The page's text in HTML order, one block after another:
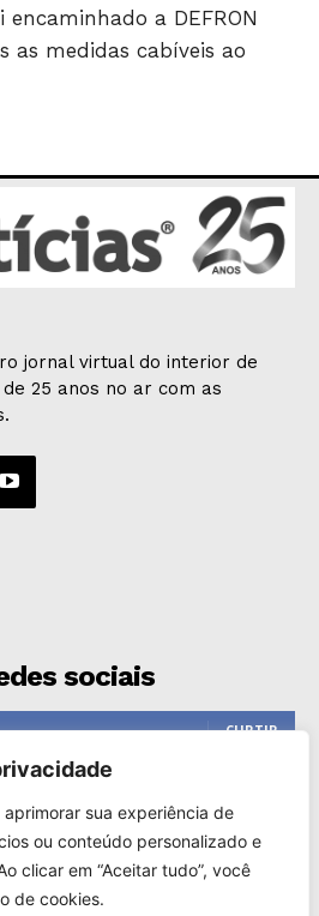
sua experiência de
ou conteúdo personalizado e
clicar em “Aceitar tudo”, você
de cookies.
a DEFRON
as medidas cabíveis ao
jornal virtual do interior de
25 anos no ar com as
sociais
CURTIR
SEGUIR
INSCREVER